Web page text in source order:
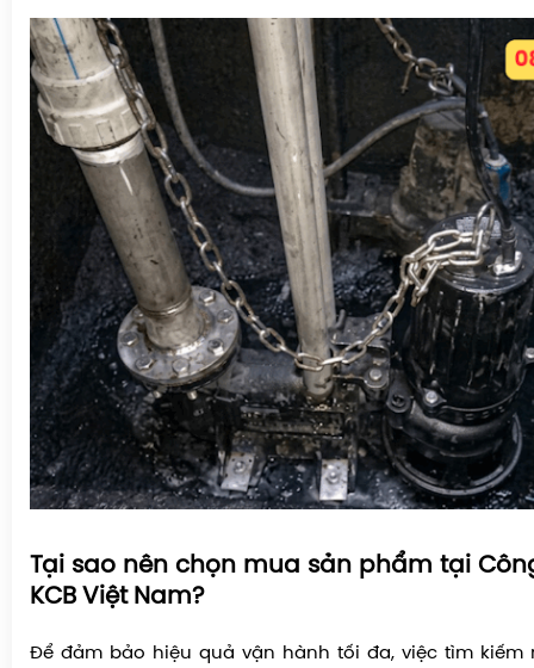
Tại sao nên chọn mua sản phẩm tại
KCB Việt Nam?
Để đảm bảo hiệu quả vận hành tối đa, việc tìm kiếm